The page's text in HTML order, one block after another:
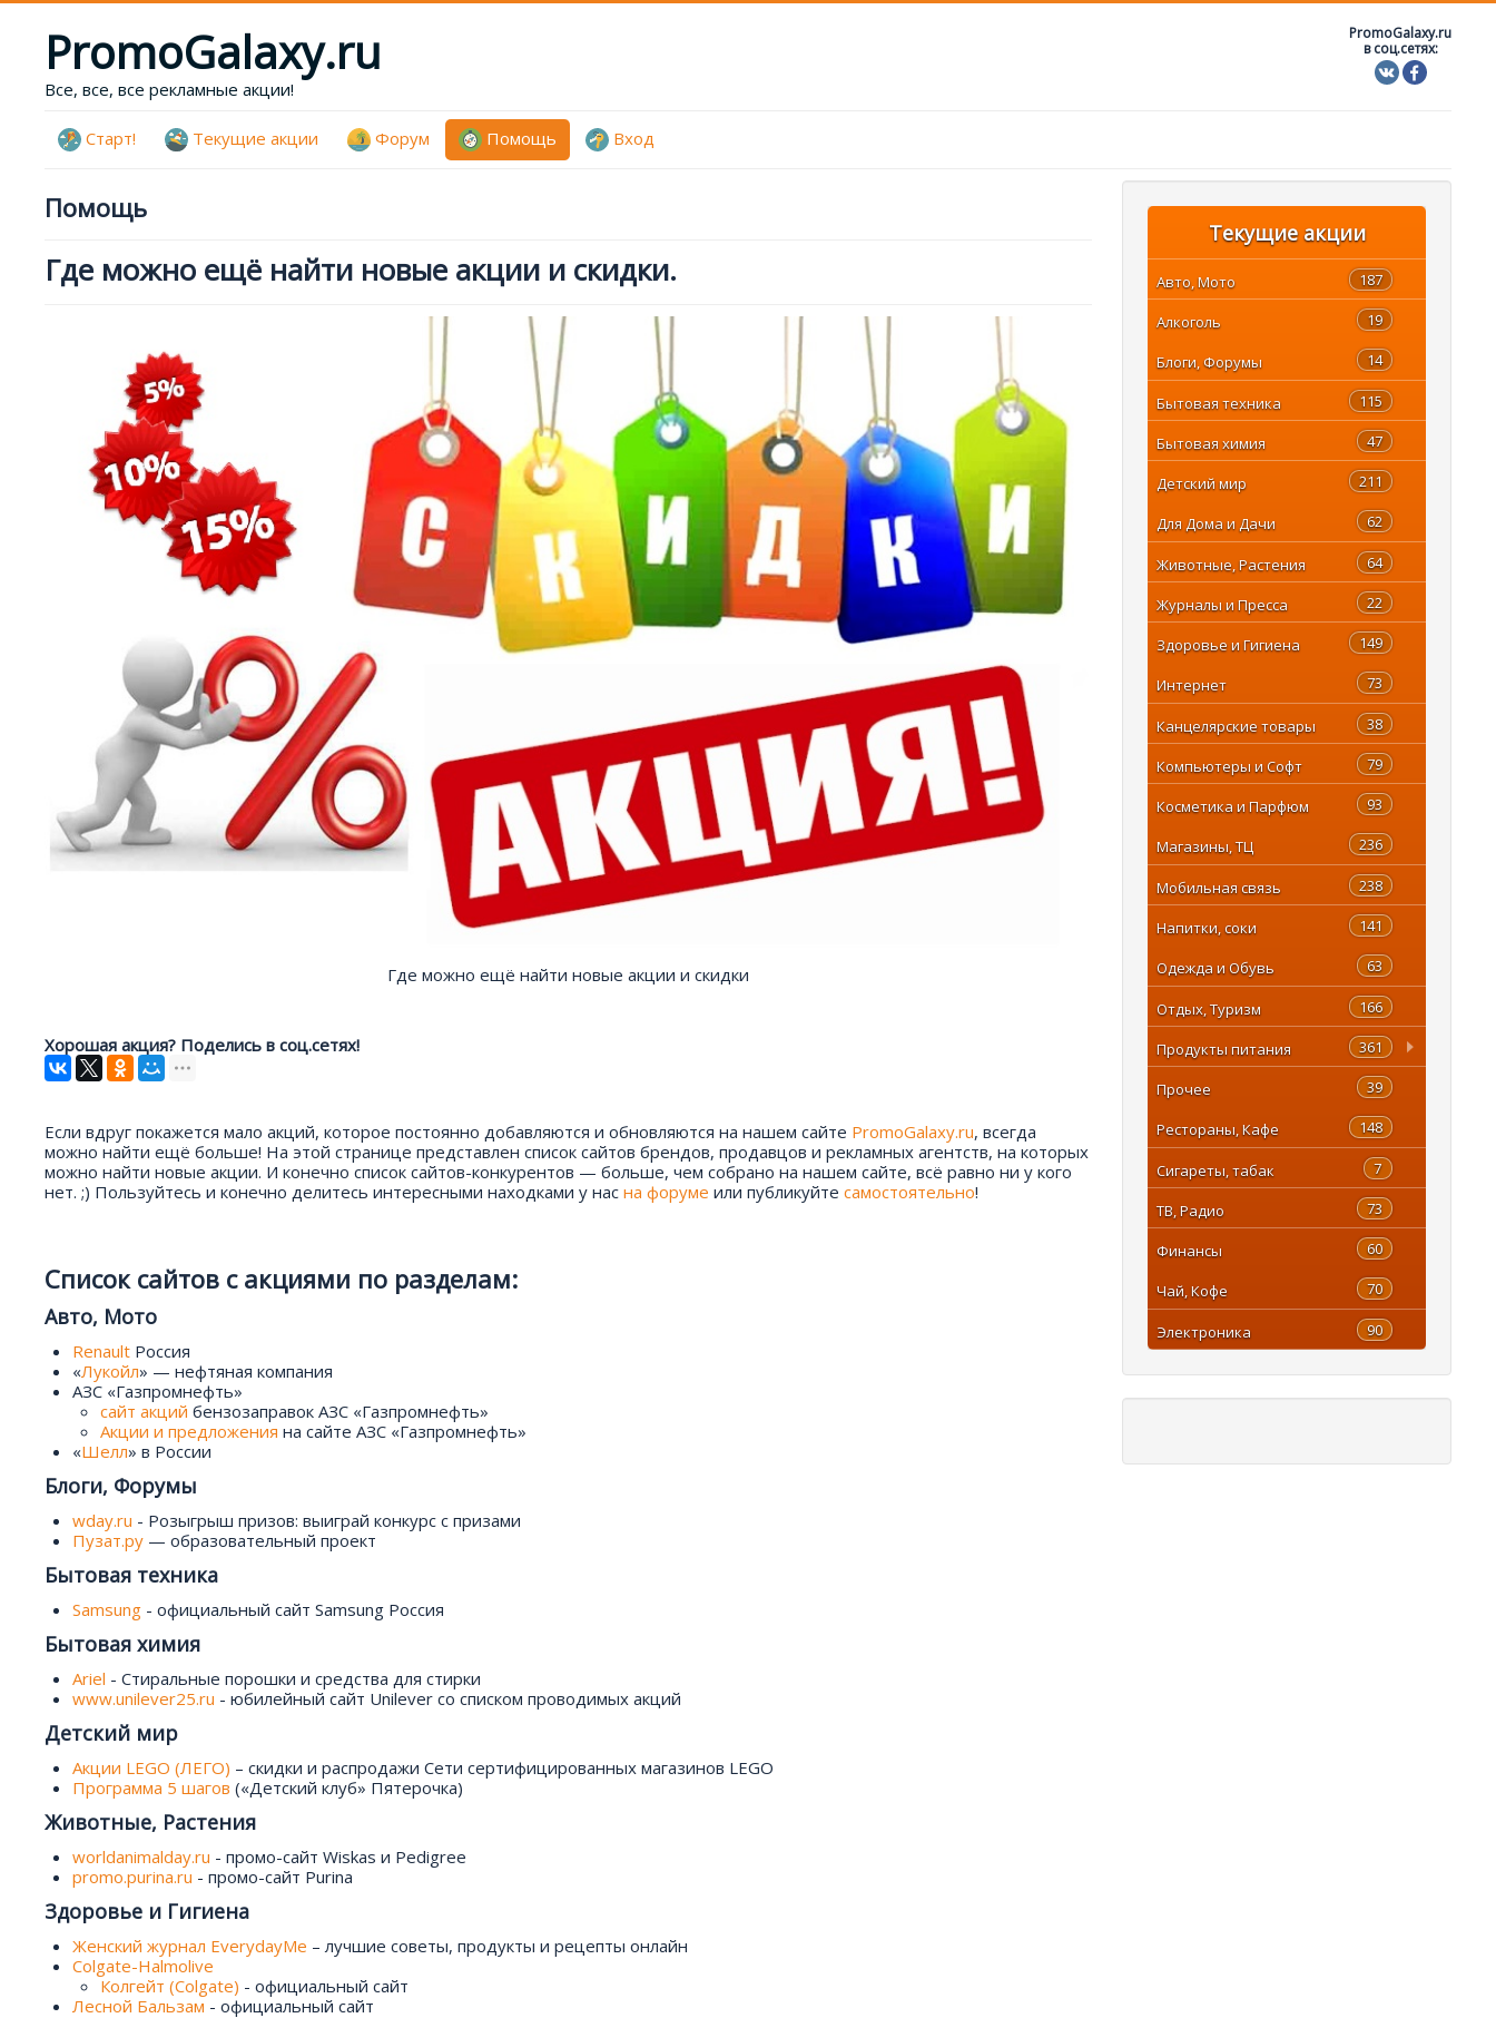
PromoGalaxy.ru
Все, все, все рекламные акции!
PromoGalaxy.ru
в соц.сетях:
Старт! Текущие акции Форум Помощь Вход
Помощь
Где можно ещё найти новые акции и скидки.
Где можно ещё найти новые акции и скидки
Хорошая акция? Поделись в соц.сетях!
Если вдруг покажется мало акций, которое постоянно добавляются и обновляются на нашем сайте PromoGalaxy.ru, всегда
можно найти ещё больше! На этой странице представлен список сайтов брендов, продавцов и рекламных агентств, на которых
можно найти новые акции. И конечно список сайтов-конкурентов — больше, чем собрано на нашем сайте, всё равно ни у кого
нет. ;) Пользуйтесь и конечно делитесь интересными находками у нас на форуме или публикуйте самостоятельно!
Список сайтов с акциями по разделам:
Авто, Мото
Renault Россия
«Лукойл» — нефтяная компания
АЗС «Газпромнефть»
сайт акций бензозаправок АЗС «Газпромнефть»
Акции и предложения на сайте АЗС «Газпромнефть»
«Шелл» в России
Блоги, Форумы
wday.ru - Розыгрыш призов: выиграй конкурс с призами
Пузат.ру — образовательный проект
Бытовая техника
Samsung - официальный сайт Samsung Россия
Бытовая химия
Ariel - Стиральные порошки и средства для стирки
www.unilever25.ru - юбилейный сайт Unilever со списком проводимых акций
Детский мир
Акции LEGO (ЛЕГО) – скидки и распродажи Сети сертифицированных магазинов LEGO
Программа 5 шагов («Детский клуб» Пятерочка)
Животные, Растения
worldanimalday.ru - промо-сайт Wiskas и Pedigree
promo.purina.ru - промо-сайт Purina
Здоровье и Гигиена
Женский журнал EverydayMe – лучшие советы, продукты и рецепты онлайн
Colgate-Halmolive
Колгейт (Colgate) - официальный сайт
Лесной Бальзам - официальный сайт
Текущие акции
187
Авто, Мото
19
Алкоголь
14
Блоги, Форумы
115
Бытовая техника
47
Бытовая химия
211
Детский мир
62
Для Дома и Дачи
64
Животные, Растения
22
Журналы и Пресса
149
Здоровье и Гигиена
73
Интернет
38
Канцелярские товары
79
Компьютеры и Софт
93
Косметика и Парфюм
236
Магазины, ТЦ
238
Мобильная связь
141
Напитки, соки
63
Одежда и Обувь
166
Отдых, Туризм
361
Продукты питания
39
Прочее
148
Рестораны, Кафе
7
Сигареты, табак
73
ТВ, Радио
60
Финансы
70
Чай, Кофе
90
Электроника